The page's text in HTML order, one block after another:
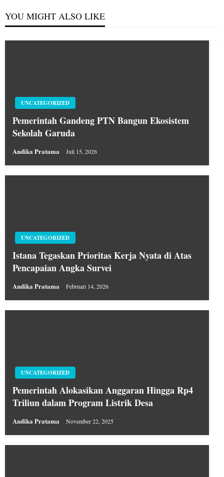
YOU MIGHT ALSO LIKE
UNCATEGORIZED
Pemerintah Gandeng PTN Bangun Ekosistem
Sekolah Garuda
Andika Pratama Juli 15, 2026
UNCATEGORIZED
Istana Tegaskan Prioritas Kerja Nyata di Atas
Pencapaian Angka Survei
Andika Pratama Februari 14, 2026
UNCATEGORIZED
Pemerintah Alokasikan Anggaran Hingga Rp4
Triliun dalam Program Listrik Desa
Andika Pratama November 22, 2025